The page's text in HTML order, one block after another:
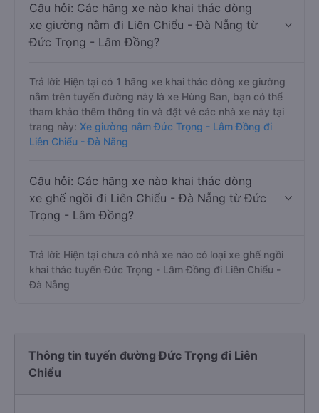
Câu hỏi: Các hãng xe nào khai thác dòng
xe giường nằm đi Liên Chiểu - Đà Nẵng từ
Đức Trọng - Lâm Đồng?
Trả lời: Hiện tại có 1 hãng xe khai thác dòng xe giường
nằm trên tuyến đường này là xe Hùng Ban, bạn có thể
tham khảo thêm thông tin và đặt vé các nhà xe này tại
trang này: Xe giường nằm Đức Trọng - Lâm Đồng đi
Liên Chiểu - Đà Nẵng
Câu hỏi: Các hãng xe nào khai thác dòng
xe ghế ngồi đi Liên Chiểu - Đà Nẵng từ Đức
Trọng - Lâm Đồng?
Trả lời: Hiện tại chưa có nhà xe nào có loại xe ghế ngồi
khai thác tuyến Đức Trọng - Lâm Đồng đi Liên Chiểu -
Đà Nẵng
Thông tin tuyến đường Đức Trọng đi Liên
Chiểu